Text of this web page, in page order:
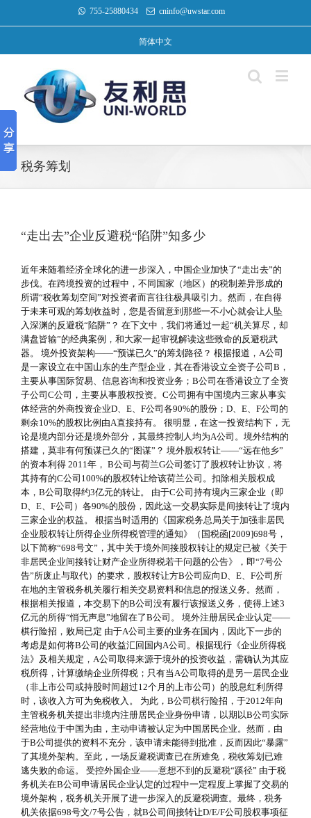
755-25880434 cninfo@uwstar.com
简体中文
税务筹划
“走出去”企业反避税“陷阱”知多少
近年来随着经济全球化的进一步深入，中国企业加快了“走出去”的
步伐。在跨境投资的过程中，不同国家（地区）的税制差异形成的
所谓“税收筹划空间”对投资者而言往往极具吸引力。然而，在自得
于未来可观的筹划收益时，您是否留意到那些一不小心就会让人坠
入深渊的反避税“陷阱”？ 在下文中，我们将通过一起“机关算尽，却
满盘皆输”的经典案例，和大家一起审视解读这些致命的反避税武
器。 境外投资架构——“预谋已久”的筹划路径？ 根据报道，A公司
是一家设立在中国山东的生产型企业，其在香港设立全资子公司B，
主要从事国际贸易、信息咨询和投资业务；B公司在香港设立了全资
子公司C公司，主要从事股权投资。C公司拥有中国境内三家从事实
体经营的外商投资企业D、E、F公司各90%的股份；D、E、F公司的
剩余10%的股权比例由A直接持有。 很明显，在这一投资结构下，无
论是境内部分还是境外部分，其最终控制人均为A公司。境外结构的
搭建，莫非有何预谋已久的“图谋”？ 境外股权转让——“远在他乡”
的资本利得 2011年， B公司与荷兰G公司签订了股权转让协议，将
其持有的C公司100%的股权转让给该荷兰公司。扣除相关股权成
本，B公司取得约3亿元的转让。 由于C公司持有境内三家企业（即
D、E、F公司）各90%的股份，因此这一交易实际是间接转让了境内
三家企业的权益。 根据当时适用的《国家税务总局关于加强非居民
企业股权转让所得企业所得税管理的通知》（国税函[2009]698号，
以下简称“698号文”，其中关于境外间接股权转让的规定已被《关于
非居民企业间接转让财产企业所得税若干问题的公告》，即“7号公
告”所废止与取代）的要求，股权转让方B公司应向D、E、F公司所
在地的主管税务机关履行相关交易资料和信息的报送义务。然而，
根据相关报道，本交易下的B公司没有履行该报送义务，使得上述3
亿元的所得“悄无声息”地留在了B公司。 境外注册居民企业认定——
棋行险招，败局已定 由于A公司主要的业务在国内，因此下一步的
考虑是如何将B公司的收益汇回国内A公司。根据现行《企业所得税
法》及相关规定，A公司取得来源于境外的投资收益，需确认为其应
税所得，计算缴纳企业所得税；只有当A公司取得的是另一居民企业
（非上市公司或持股时间超过12个月的上市公司）的股息红利所得
时，该收入方可为免税收入。 为此，B公司棋行险招，于2012年向
主管税务机关提出非境内注册居民企业身份申请，以期以B公司实际
经营地位于中国为由，主动申请被认定为中国居民企业。然而，由
于B公司提供的资料不充分，该申请未能得到批准，反而因此“暴露”
了其境外架构。至此，一场反避税调查已在所难免，税收筹划已难
逃失败的命运。 受控外国企业——意想不到的反避税“蹊径” 由于税
务机关在B公司申请居民企业认定的过程中一定程度上掌握了交易的
境外架构，税务机关开展了进一步深入的反避税调查。最终，税务
机关依据698号文/7号公告，就B公司间接转让D/E/F公司股权事项征